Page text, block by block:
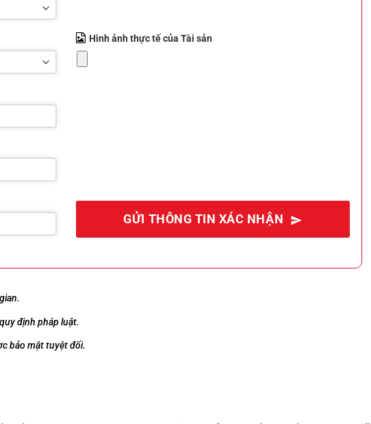
Hình ảnh thực tế của Tài sản
GỬI THÔNG TIN XÁC NHẬN
định pháp luật.
bảo mật tuyệt đối.